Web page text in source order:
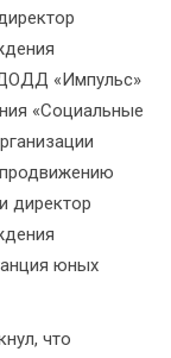
«Импульс»
«Социальные
продвижению
и директор
юных
что